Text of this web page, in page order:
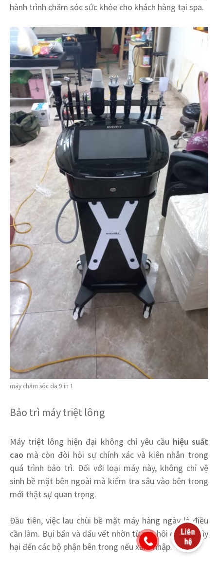
hành trình chăm sóc sức khỏe cho khách hàng tại spa.
máy chăm sóc da 9 in 1
Bảo trì máy triệt lông
Máy triệt lông hiện đại không chỉ yêu cầu hiệu suất
cao mà còn đòi hỏi sự chính xác và kiên nhẫn trong
quá trình bảo trì. Đối với loại máy này, không chỉ vệ
sinh bề mặt bên ngoài mà kiểm tra sâu vào bên trong
mới thật sự quan trọng.
Đầu tiên, việc lau chùi bề mặt máy hàng ngày là điều
cần làm. Bụi bẩn và dấu vết nhờn từ mồ hôi có thể gây
hại đến các bộ phận bên trong nếu xâm nhập.